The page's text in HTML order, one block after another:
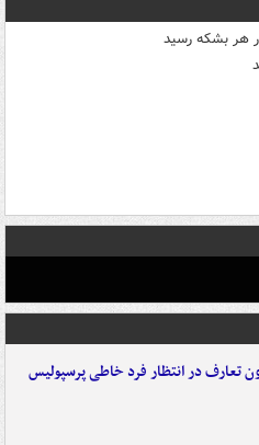
تعارف در انتظار فرد خاطی پرسپولیس